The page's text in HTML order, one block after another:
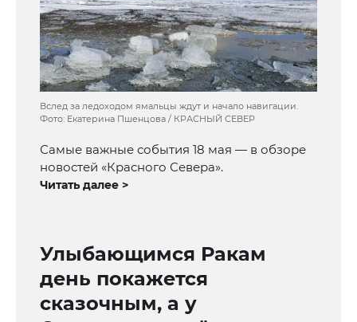
Вслед за ледоходом ямальцы ждут и начало навигации.
Фото: Екатерина Пшенцова / КРАСНЫЙ СЕВЕР
Самые важные события 18 мая — в обзоре
новостей «Красного Севера».
Читать далее >
Улыбающимся Ракам
день покажется
сказочным, а у